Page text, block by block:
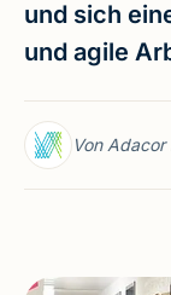
und sich
und agile
Von